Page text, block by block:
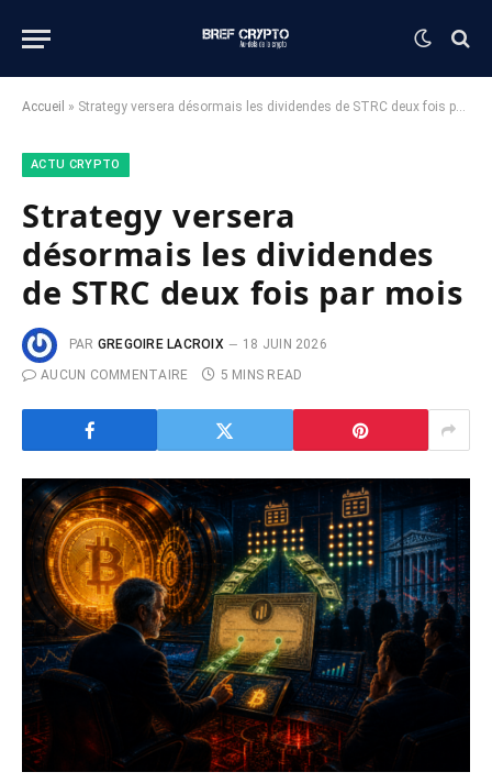
Accueil » Strategy versera désormais les dividendes de STRC deux fois par mois
ACTU CRYPTO
Strategy versera
désormais les dividendes
de STRC deux fois par mois
PAR GREGOIRE LACROIX
18 JUIN 2026
AUCUN COMMENTAIRE
5 MINS READ